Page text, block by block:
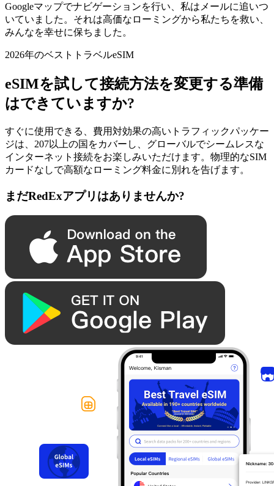
Googleマップでナビゲーションを行い、私はメールに追いつ
いていました。それは高価なローミングから私たちを救い、
みんなを幸せに保ちました。
2026年のベストトラベルeSIM
eSIMを試して接続方法を変更する準備
はできていますか?
すぐに使用できる、費用対効果の高いトラフィックパッケー
ジは、207以上の国をカバーし、グローバルでシームレスな
インターネット接続をお楽しみいただけます。物理的なSIM
カードなしで高額なローミング料金に別れを告げます。
まだRedExアプリはありませんか?